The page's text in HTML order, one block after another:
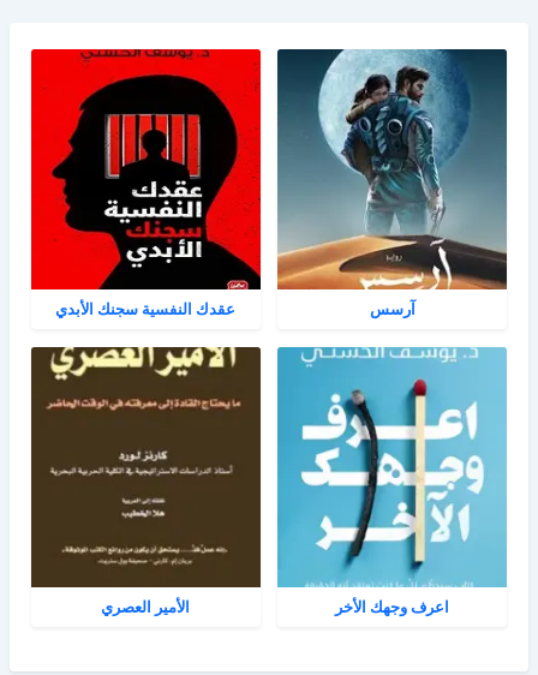
آرسس عقدك النفسية سجنك الأبدي
اعرف وجهك الأخر الأمير العصري